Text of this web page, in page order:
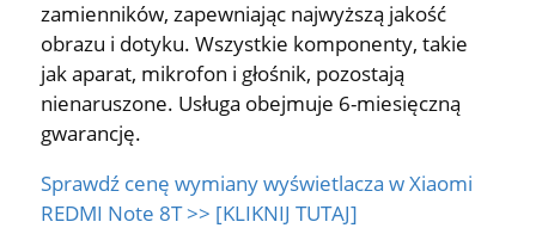
zamienników, zapewniając najwyższą jakość
obrazu i dotyku. Wszystkie komponenty, takie
jak aparat, mikrofon i głośnik, pozostają
nienaruszone. Usługa obejmuje 6-miesięczną
gwarancję.
Sprawdź cenę wymiany wyświetlacza w Xiaomi
REDMI Note 8T >> [KLIKNIJ TUTAJ]